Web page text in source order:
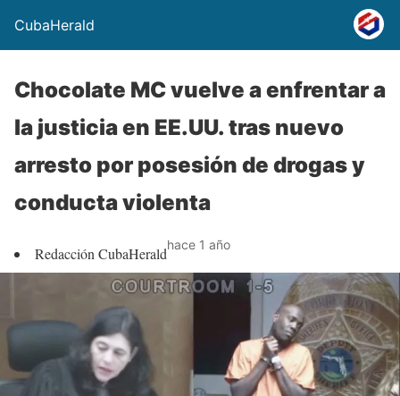
CubaHerald
Chocolate MC vuelve a enfrentar a
la justicia en EE.UU. tras nuevo
arresto por posesión de drogas y
conducta violenta
Redacción CubaHeraldhace 1 año